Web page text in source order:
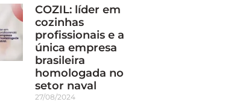
COZIL: líder em
cozinhas
profissionais e a
única empresa
brasileira
homologada no
setor naval
27/08/2024